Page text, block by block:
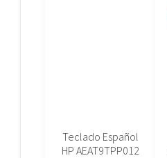
Teclado Español
HP AEAT9TPP012